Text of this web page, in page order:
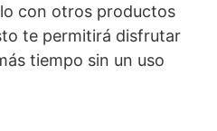
con otros productos
te permitirá disfrutar
tiempo sin un uso